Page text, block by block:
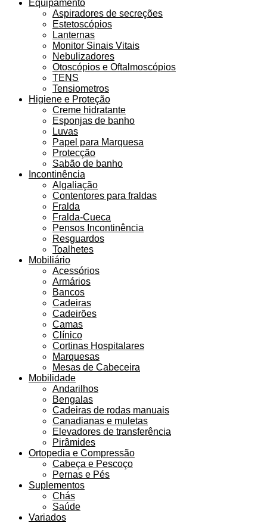
Equipamento
Aspiradores de secreções
Estetoscópios
Lanternas
Monitor Sinais Vitais
Nebulizadores
Otoscópios e Oftalmoscópios
TENS
Tensiometros
Higiene e Proteção
Creme hidratante
Esponjas de banho
Luvas
Papel para Marquesa
Protecção
Sabão de banho
Incontinência
Algaliação
Contentores para fraldas
Fralda
Fralda-Cueca
Pensos Incontinência
Resguardos
Toalhetes
Mobiliário
Acessórios
Armários
Bancos
Cadeiras
Cadeirões
Camas
Clínico
Cortinas Hospitalares
Marquesas
Mesas de Cabeceira
Mobilidade
Andarilhos
Bengalas
Cadeiras de rodas manuais
Canadianas e muletas
Elevadores de transferência
Pirâmides
Ortopedia e Compressão
Cabeça e Pescoço
Pernas e Pés
Suplementos
Chás
Saúde
Variados